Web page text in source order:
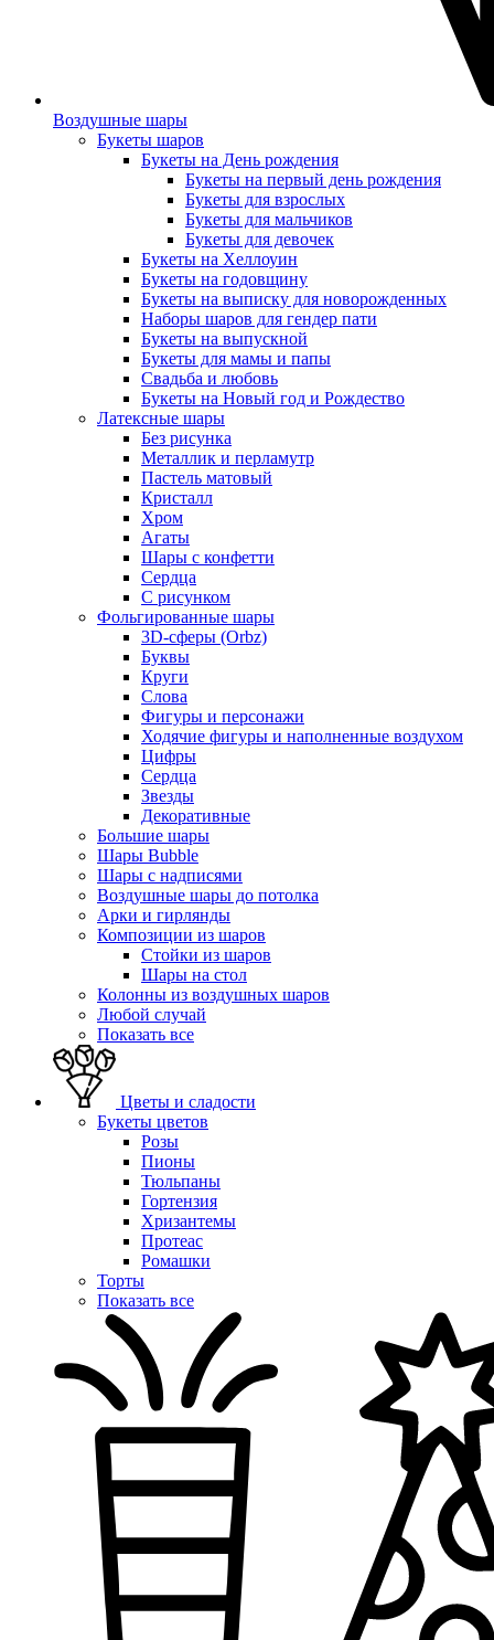
Воздушные шары
Букеты шаров
Букеты на День рождения
Букеты на первый день рождения
Букеты для взрослых
Букеты для мальчиков
Букеты для девочек
Букеты на Хеллоуин
Букеты на годовщину
Букеты на выписку для новорожденных
Наборы шаров для гендер пати
Букеты на выпускной
Букеты для мамы и папы
Свадьба и любовь
Букеты на Новый год и Рождество
Латексные шары
Без рисунка
Металлик и перламутр
Пастель матовый
Кристалл
Хром
Агаты
Шары с конфетти
Сердца
С рисунком
Фольгированные шары
3D-сферы (Orbz)
Буквы
Круги
Слова
Фигуры и персонажи
Ходячие фигуры и наполненные воздухом
Цифры
Сердца
Звезды
Декоративные
Большие шары
Шары Bubble
Шары с надписями
Воздушные шары до потолка
Арки и гирлянды
Композиции из шаров
Стойки из шаров
Шары на стол
Колонны из воздушных шаров
Любой случай
Показать все
Цветы и сладости
Букеты цветов
Розы
Пионы
Тюльпаны
Гортензия
Хризантемы
Протеас
Ромашки
Торты
Показать все